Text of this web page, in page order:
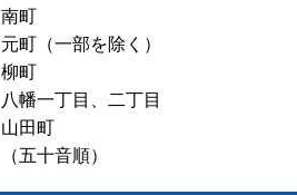
南町
元町（一部を除く）
柳町
八幡一丁目、二丁目
山田町
（五十音順）